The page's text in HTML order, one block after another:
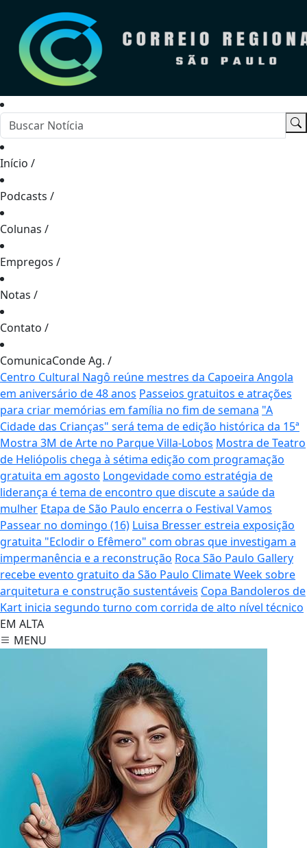
Início /
Podcasts /
Colunas /
Empregos /
Notas /
Contato /
ComunicaConde Ag. /
Centro Cultural Nagô reúne mestres da Capoeira Angola
em aniversário de 48 anos Passeios gratuitos e atrações
para criar memórias em família no fim de semana "A
Cidade das Crianças" será tema de edição histórica da 15ª
Mostra 3M de Arte no Parque Villa-Lobos Mostra de Teatro
de Heliópolis chega à sétima edição com programação
gratuita em agosto Longevidade como estratégia de
liderança é tema de encontro que discute a saúde da
mulher Etapa de São Paulo encerra o Festival Vamos
Passear no domingo (16) Luisa Bresser estreia exposição
gratuita "Eclodir o Efêmero" com obras que investigam a
impermanência e a reconstrução Roca São Paulo Gallery
recebe evento gratuito da São Paulo Climate Week sobre
arquitetura e construção sustentáveis Copa Bandoleros de
Kart inicia segundo turno com corrida de alto nível técnico
EM ALTA
MENU